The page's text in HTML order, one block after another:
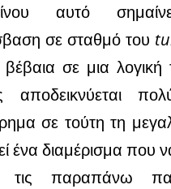
αυτό
σε σταθμό του
σε μια λογική
αποδεικνύεται
σε τούτη τη
ένα διαμέρισμα που
τις παραπάνω